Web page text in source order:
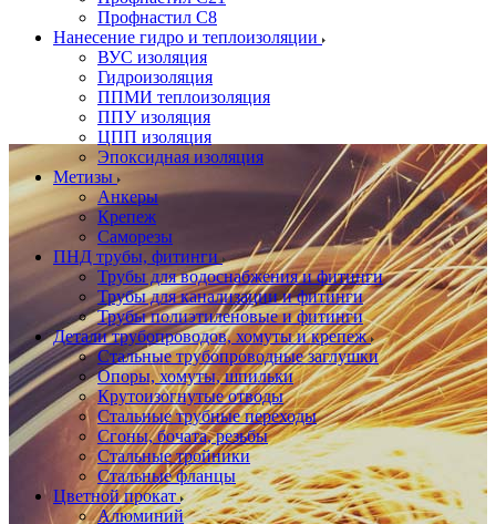
Профнастил С8
Нанесение гидро и теплоизоляции
ВУС изоляция
Гидроизоляция
ППМИ теплоизоляция
ППУ изоляция
ЦПП изоляция
Эпоксидная изоляция
Метизы
Анкеры
Крепеж
Саморезы
ПНД трубы, фитинги
Трубы для водоснабжения и фитинги
Трубы для канализации и фитинги
Трубы полиэтиленовые и фитинги
Детали трубопроводов, хомуты и крепеж
Стальные трубопроводные заглушки
Опоры, хомуты, шпильки
Крутоизогнутые отводы
Стальные трубные переходы
Сгоны, бочата, резьбы
Стальные тройники
Стальные фланцы
Цветной прокат
Алюминий